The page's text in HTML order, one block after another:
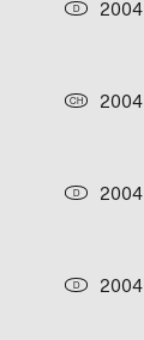
D
2004
CH
2004
D
2004
D
2004